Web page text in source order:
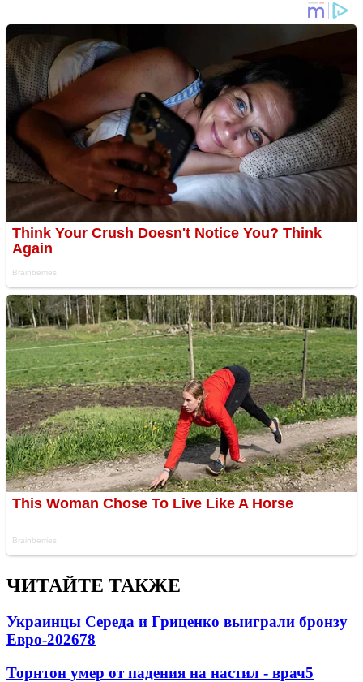
ЧИТАЙТЕ ТАКЖЕ
Украинцы Середа и Гриценко выиграли бронзу
Евро-202678
Торнтон умер от падения на настил - врач5